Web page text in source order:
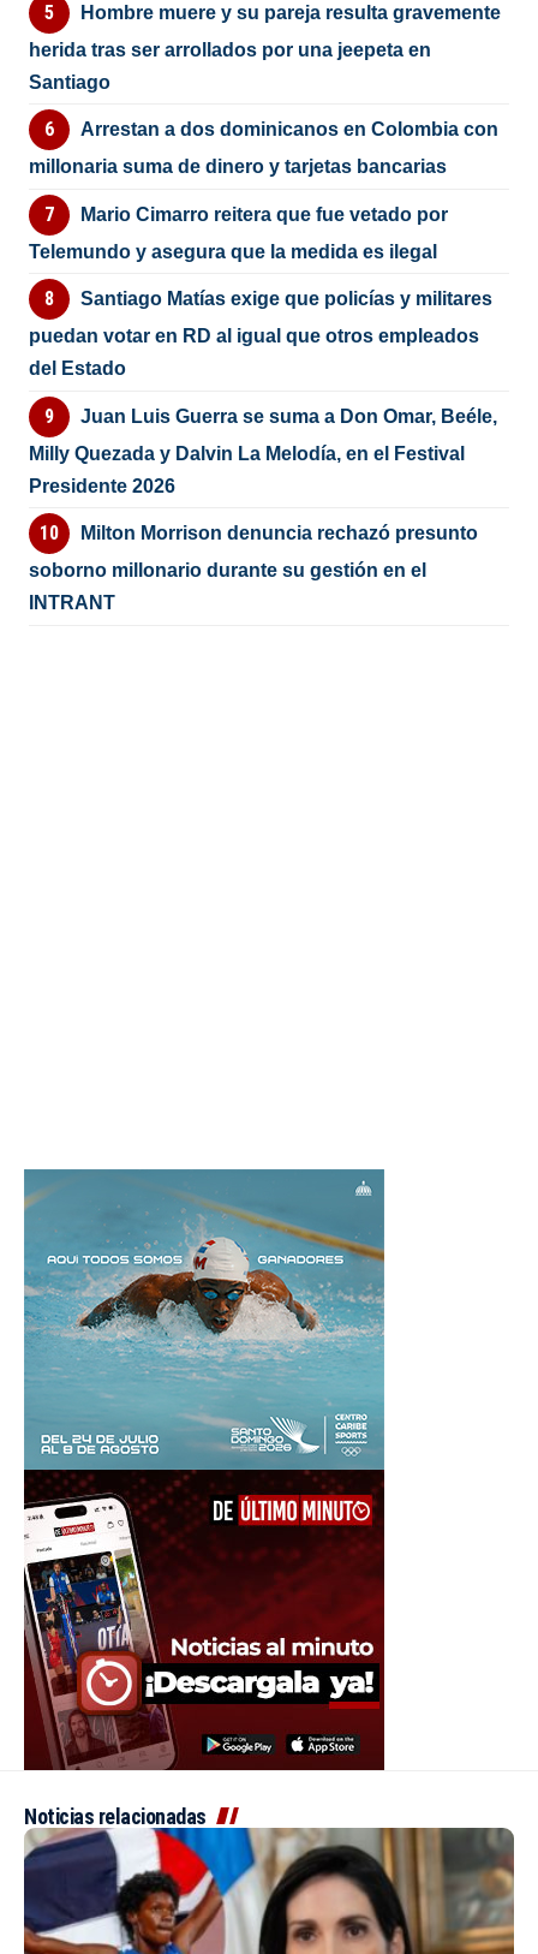
Hombre muere y su pareja resulta gravemente
herida tras ser arrollados por una jeepeta en
Santiago
Arrestan a dos dominicanos en Colombia con
millonaria suma de dinero y tarjetas bancarias
Mario Cimarro reitera que fue vetado por
Telemundo y asegura que la medida es ilegal
Santiago Matías exige que policías y militares
puedan votar en RD al igual que otros empleados
del Estado
Juan Luis Guerra se suma a Don Omar, Beéle,
Milly Quezada y Dalvin La Melodía, en el Festival
Presidente 2026
Milton Morrison denuncia rechazó presunto
soborno millonario durante su gestión en el
INTRANT
Noticias relacionadas